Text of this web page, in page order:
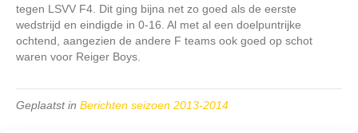
tegen LSVV F4. Dit ging bijna net zo goed als de eerste
wedstrijd en eindigde in 0-16. Al met al een doelpuntrijke
ochtend, aangezien de andere F teams ook goed op schot
waren voor Reiger Boys.
Geplaatst in Berichten seizoen 2013-2014